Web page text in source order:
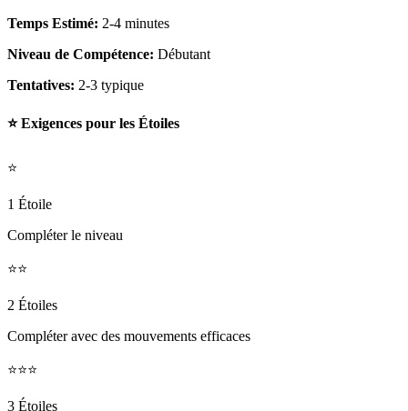
Temps Estimé: 2-4 minutes
Niveau de Compétence: Débutant
Tentatives: 2-3 typique
⭐ Exigences pour les Étoiles
⭐
1 Étoile
Compléter le niveau
⭐⭐
2 Étoiles
Compléter avec des mouvements efficaces
⭐⭐⭐
3 Étoiles